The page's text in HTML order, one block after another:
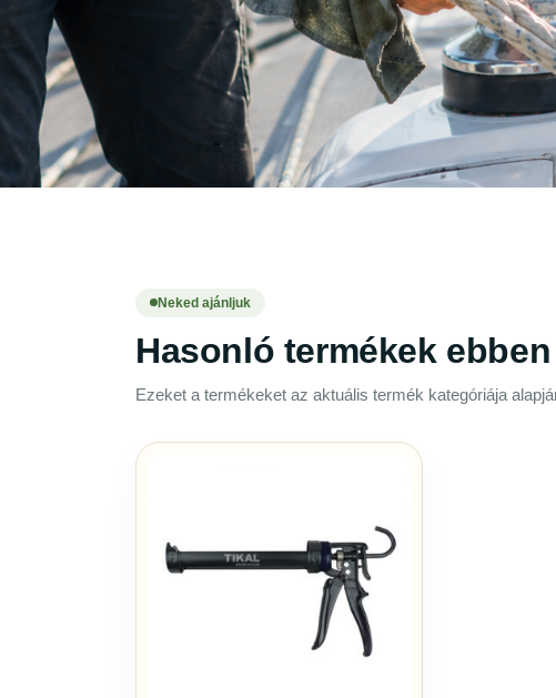
Neked ajánljuk
Hasonló termékek
Ezeket a termékeket az aktuális termék kategóriája